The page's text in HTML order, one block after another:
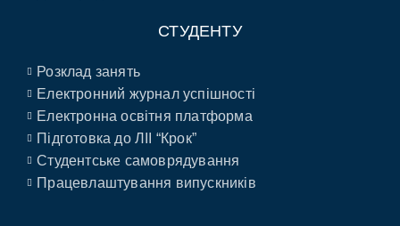
СТУДЕНТУ
Розклад занять
Електронний журнал успішності
Електронна освітня платформа
Підготовка до ЛІІ “Крок”
Студентське самоврядування
Працевлаштування випускників